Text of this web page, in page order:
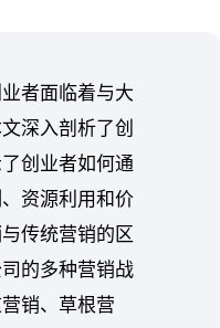
者面临着与大
深入剖析了创
创业者如何通
资源利用和价
传统营销的区
的多种营销战
销、草根营